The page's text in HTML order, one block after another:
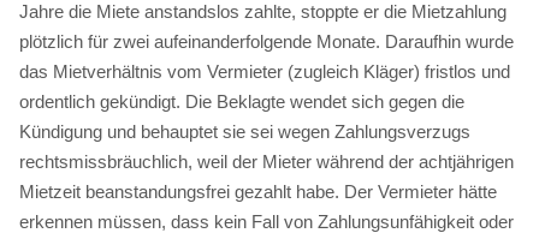
Jahre die Miete anstandslos zahlte, stoppte er die Mietzahlung
plötzlich für zwei aufeinanderfolgende Monate. Daraufhin wurde
das Mietverhältnis vom Vermieter (zugleich Kläger) fristlos und
ordentlich gekündigt. Die Beklagte wendet sich gegen die
Kündigung und behauptet sie sei wegen Zahlungsverzugs
rechtsmissbräuchlich, weil der Mieter während der achtjährigen
Mietzeit beanstandungsfrei gezahlt habe. Der Vermieter hätte
erkennen müssen, dass kein Fall von Zahlungsunfähigkeit oder